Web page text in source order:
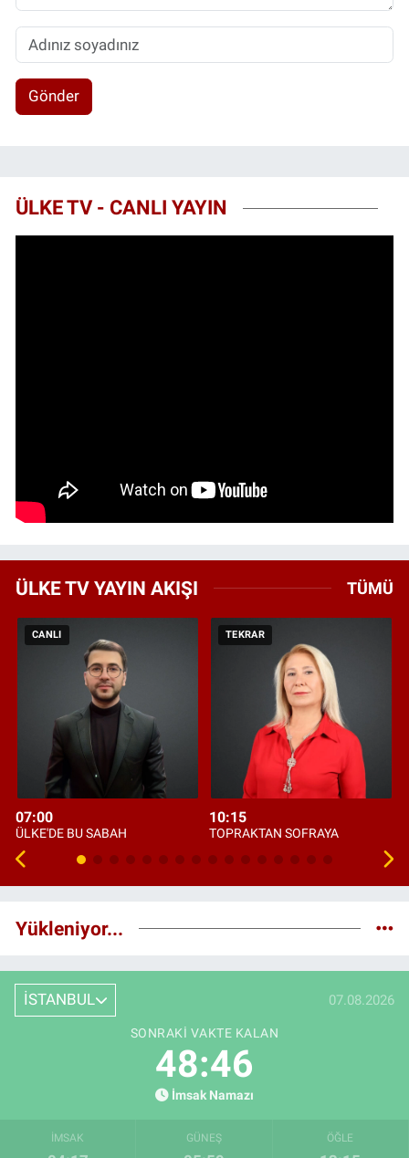
Gönder
ÜLKE TV - CANLI YAYIN
ÜLKE TV YAYIN AKIŞI TÜMÜ
CANLI
07:00
ÜLKE'DE BU SABAH
TEKRAR
10:15
TOPRAKTAN SOFRAYA
Yükleniyor...
İSTANBUL 07.08.2026
SONRAKI VAKTE KALAN
48:45
İmsak Namazı
İMSAK GÜNEŞ ÖĞLE